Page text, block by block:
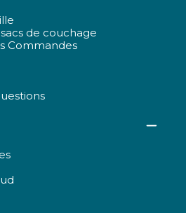
de couchage
Commandes